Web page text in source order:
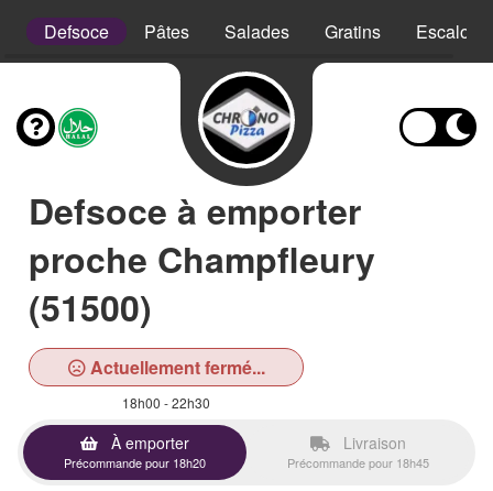
Defsoce Pâtes Salades Gratins
Defsoce à emporter
proche Champfleury
(51500)
Actuellement fermé...
18h00 - 22h30
À emporter
Précommande pour 18h20
Livraison
Précommande pour 18h45